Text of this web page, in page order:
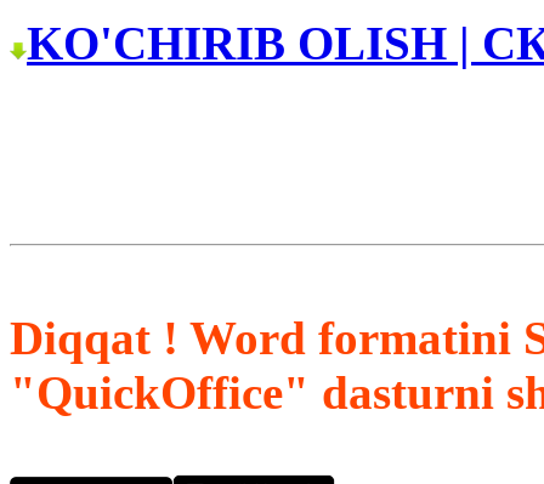
KO'CHIRIB OLISH |
Diqqat ! Word formatini
"QuickOffice" dasturni